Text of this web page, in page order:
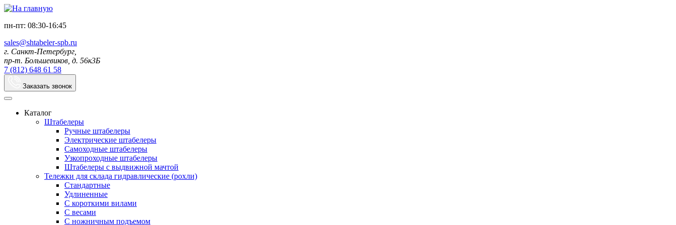
пн-пт: 08:30-16:45
sales@shtabeler-spb.ru
г. Санкт-Петербург,
пр-т. Большевиков, д. 56к3Б
7 (812) 648 61 58
Заказать звонок
Каталог
Штабелеры
Ручные штабелеры
Электрические штабелеры
Самоходные штабелеры
Узкопроходные штабелеры
Штабелеры с выдвижной мачтой
Тележки для склада гидравлические (рохли)
Стандартные
Удлиненные
С короткими вилами
С весами
С ножничным подъемом